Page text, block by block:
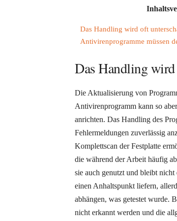
Das Handling wird oft
Antivirenprogramme müssen
Das Handling
Die Aktualisierung von
Antivirenprogramm kann so
anrichten. Das Handling des
Fehlermeldungen zuverlässig
Komplettscan der Festplatte
die während der Arbeit häufig
sie auch genutzt und bleibt
einen Anhaltspunkt liefern,
abhängen, was getestet wurde.
nicht erkannt werden und die